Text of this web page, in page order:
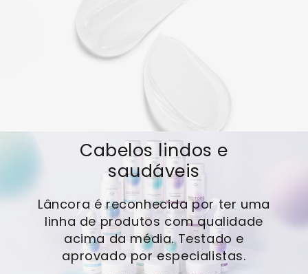
Cabelos lindos e
saudáveis
Lâncora é reconhecida por ter uma
linha de produtos com qualidade
acima da média. Testado e
aprovado por especialistas.